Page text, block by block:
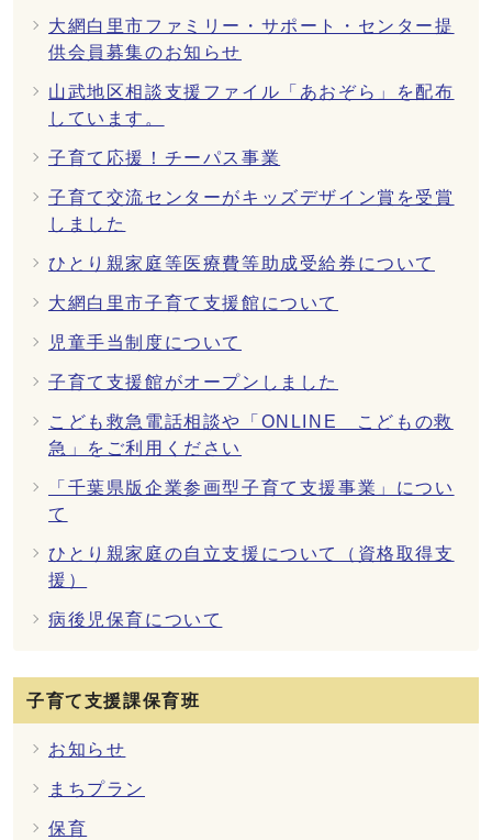
大網白里市ファミリー・サポート・センター提
供会員募集のお知らせ
山武地区相談支援ファイル「あおぞら」を配布
しています。
子育て応援！チーパス事業
子育て交流センターがキッズデザイン賞を受賞
しました
ひとり親家庭等医療費等助成受給券について
大網白里市子育て支援館について
児童手当制度について
子育て支援館がオープンしました
こども救急電話相談や「ONLINE こどもの救
急」をご利用ください
「千葉県版企業参画型子育て支援事業」につい
て
ひとり親家庭の自立支援について（資格取得支
援）
病後児保育について
子育て支援課保育班
お知らせ
まちプラン
保育